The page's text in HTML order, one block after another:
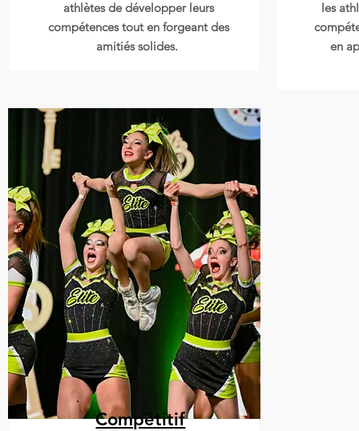
athlètes de développer leurs
compétences tout en forgeant des
amitiés solides.
les
en
Mode
Compétitif